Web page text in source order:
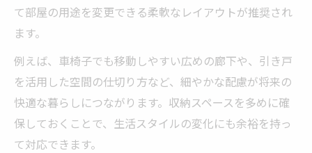
て部屋の用途を変更できる柔軟なレイアウトが推奨され
ます。
例えば、車椅子でも移動しやすい広めの廊下や、引き戸
を活用した空間の仕切り方など、細やかな配慮が将来の
快適な暮らしにつながります。収納スペースを多めに確
保しておくことで、生活スタイルの変化にも余裕を持っ
て対応できます。